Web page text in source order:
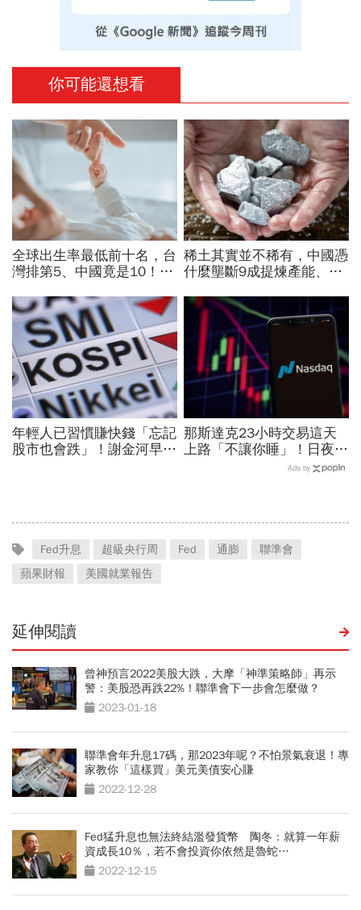
你可能還想看
全球出生率最低前十名，台
灣排第5、中國竟是10！亞
經濟壓力成天然避孕藥？
稀土其實並不稀有，中國憑
什麼壟斷9成提煉產能、掐
美中角力下，台灣最該擔心
的事
年輕人已習慣賺快錢「忘記
股市也會跌」！謝金河早一
那斯達克23小時交易這天
上路「不讓你睡」！日夜盤
時間、新舊制差異…圈內人
Ads by
Fed升息 超級央行周 Fed 通膨
聯準會
蘋果財報
美國就業報告
延伸閱讀
曾神預言2022美股大跌，大摩「神準策略師」再示
警：美股恐再跌22%！聯準會下一步會怎麼做？
2023-01-18
聯準會年升息17碼，那2023年呢？不怕景氣衰退！專
家教你「這樣買」美元美債安心賺
2022-12-28
Fed猛升息也無法終結濫發貨幣 陶冬：就算一年薪
資成長10％，若不會投資你依然是魯蛇…
2022-12-15